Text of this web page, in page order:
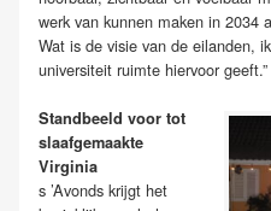
werk van kunnen maken in 2034
Wat is de visie van de eilanden,
universiteit ruimte hiervoor geeft.”
Standbeeld voor tot
slaafgemaakte
Virginia
s ’Avonds krijgt het